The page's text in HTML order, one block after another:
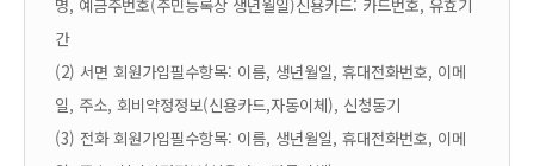
명, 예금주번호(주민등록상 생년월일)신용카드: 카드번호, 유효기
간
(2) 서면 회원가입필수항목: 이름, 생년월일, 휴대전화번호, 이메
일, 주소, 회비약정정보(신용카드,자동이체), 신청동기
(3) 전화 회원가입필수항목: 이름, 생년월일, 휴대전화번호, 이메